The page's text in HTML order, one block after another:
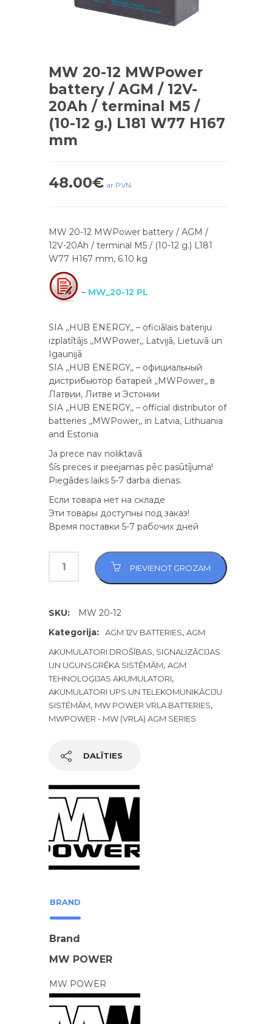
MW 20-12 MWPower
battery / AGM / 12V-
20Ah / terminal M5 /
(10-12 g.) L181 W77 H167
mm
48.00€ ar PVN
MW 20-12 MWPower battery / AGM /
12V-20Ah / terminal M5 / (10-12 g.) L181
W77 H167 mm, 6.10 kg
– MW_20-12 PL
SIA ,,HUB ENERGY,, – oficiālais bateriju
izplatītājs ,,MWPower,, Latvijā, Lietuvā un
Igaunijā
SIA ,,HUB ENERGY,, – официальный
дистрибьютор батарей ,,MWPower,, в
Латвии, Литве и Эстонии
SIA ,,HUB ENERGY,, – official distributor of
batteries ,,MWPower,, in Latvia, Lithuania
and Estonia
Ja prece nav noliktavā
Šīs preces ir pieejamas pēc pasūtījuma!
Piegādes laiks 5-7 darba dienas.
Если товара нет на складе
Эти товары доступны под заказ!
Время поставки 5-7 рабочих дней
PIEVIENOT GROZAM
SKU:
MW 20-12
Kategorija:
AGM 12V BATTERIES, AGM
AKUMULATORI DROŠĪBAS, SIGNALIZĀCIJAS
UN UGUNSGRĒKA SISTĒMĀM, AGM
TEHNOLOĢIJAS AKUMULATORI,
AKUMULATORI UPS UN TELEKOMUNIKĀCIJU
SISTĒMĀM, MW POWER VRLA BATTERIES,
MWPOWER - MW (VRLA) AGM SERIES
DALĪTIES
BRAND
Brand
MW POWER
MW POWER